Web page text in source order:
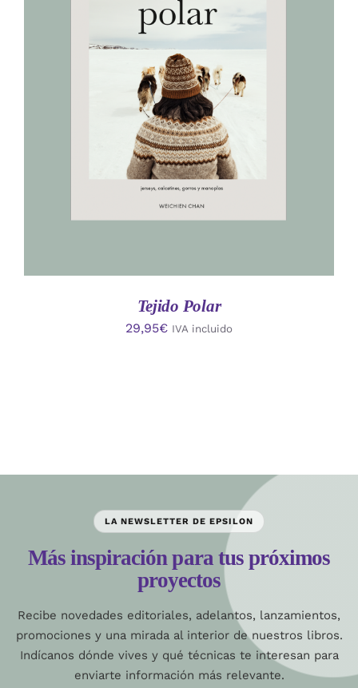
AÑADIR AL CARRITO
/
Tejido Polar
29,95€ IVA incluido
LA NEWSLETTER DE EPSILON
Más inspiración para tus próximos
proyectos
Recibe novedades editoriales, adelantos, lanzamientos,
promociones y una mirada al interior de nuestros libros.
Indícanos dónde vives y qué técnicas te interesan para
enviarte información más relevante.